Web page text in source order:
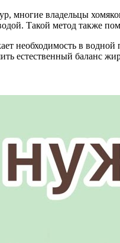
многие владельцы
Такой метод также
необходимость в водной
естественный баланс